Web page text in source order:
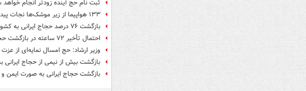
ثبت نام حج آینده زودتر انجام
۱۳۳ هواپیما از زیر موشک‌ها نجات پیدا کردند
بازگشت ۷۶ درصد حجاج ایرانی به کشور
احتمال تأخیر ۷۲ ساعته در بازگشت حجاج ایرانی
وزیر ارشاد: حج امسال نمایه‌ای از
بازگشت بیش از نیمی از حجاج ایرانی
بازگشت حجاج ایرانی به صورت ایمن